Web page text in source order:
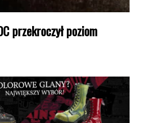
przekroczył poziom